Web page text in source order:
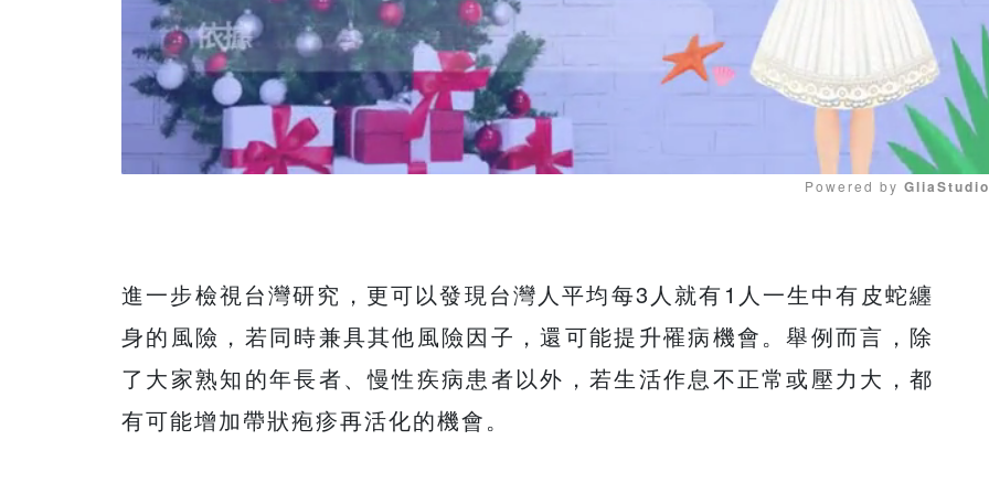
Powered by
進一步檢視台灣研究，更可以發現台灣人平均每3人就有1人一生中有皮蛇纏
身的風險，若同時兼具其他風險因子，還可能提升罹病機會。舉例而言，除
了大家熟知的年長者、慢性疾病患者以外，若生活作息不正常或壓力大，都
有可能增加帶狀疱疹再活化的機會。